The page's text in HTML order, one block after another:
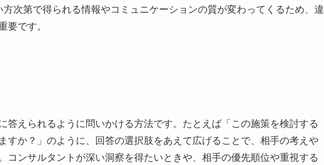
次第で得られる情報やコミュニケーションの質が変わってくるため、違
です。
答えられるように問いかける方法です。たとえば「この施策を検討する
すか？」のように、回答の選択肢をあえて広げることで、相手の考えや
コンサルタントが深い洞察を得たいときや、相手の優先順位や重視する